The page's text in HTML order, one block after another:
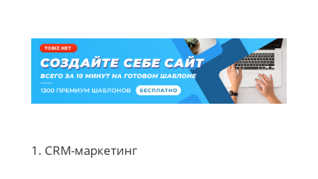
1. CRM-маркетинг